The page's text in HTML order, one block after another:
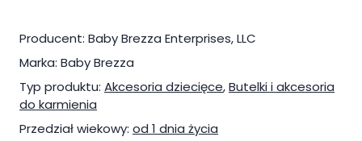
Producent: Baby Brezza Enterprises, LLC
Marka: Baby Brezza
Typ produktu: Akcesoria dziecięce,Butelki i akcesoria
do karmienia
Przedział wiekowy: od 1 dnia życia